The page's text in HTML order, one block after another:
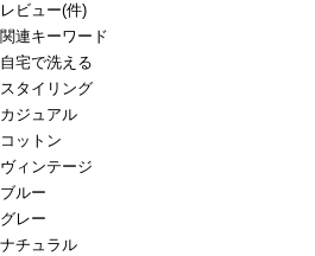
レビュー(件)
関連キーワード
自宅で洗える
スタイリング
カジュアル
コットン
ヴィンテージ
ブルー
グレー
ナチュラル